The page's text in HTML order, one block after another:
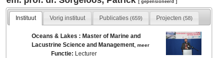
[ gepensioneerd ]
Instituut Vorig instituut Publicaties (659) Projecten (58)
Oceans & Lakes : Master of Marine and
Lacustrine Science and Management ,meer
Functie: Lecturer